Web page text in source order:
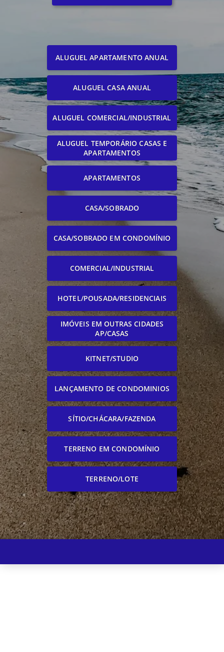
ALUGUEL APARTAMENTO ANUAL
ALUGUEL CASA ANUAL
ALUGUEL COMERCIAL/INDUSTRIAL
ALUGUEL TEMPORÁRIO CASAS E
APARTAMENTOS
APARTAMENTOS
CASA/SOBRADO
CASA/SOBRADO EM CONDOMÍNIO
COMERCIAL/INDUSTRIAL
HOTEL/POUSADA/RESIDENCIAIS
IMÓVEIS EM OUTRAS CIDADES
AP/CASAS
KITNET/STUDIO
LANÇAMENTO DE CONDOMINIOS
SÍTIO/CHÁCARA/FAZENDA
TERRENO EM CONDOMÍNIO
TERRENO/LOTE